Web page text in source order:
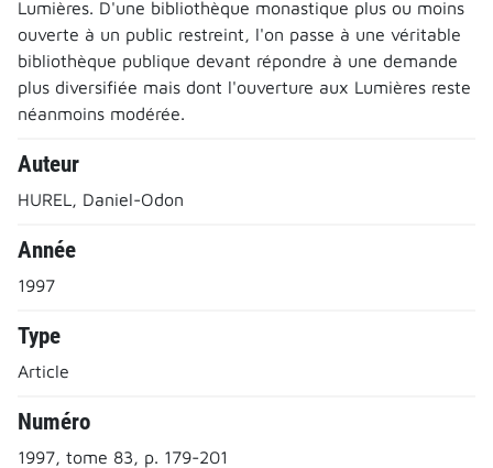
Lumières. D'une bibliothèque monastique plus ou moins
ouverte à un public restreint, l'on passe à une véritable
bibliothèque publique devant répondre à une demande
plus diversifiée mais dont l'ouverture aux Lumières reste
néanmoins modérée.
Auteur
HUREL, Daniel-Odon
Année
1997
Type
Article
Numéro
1997, tome 83, p. 179-201